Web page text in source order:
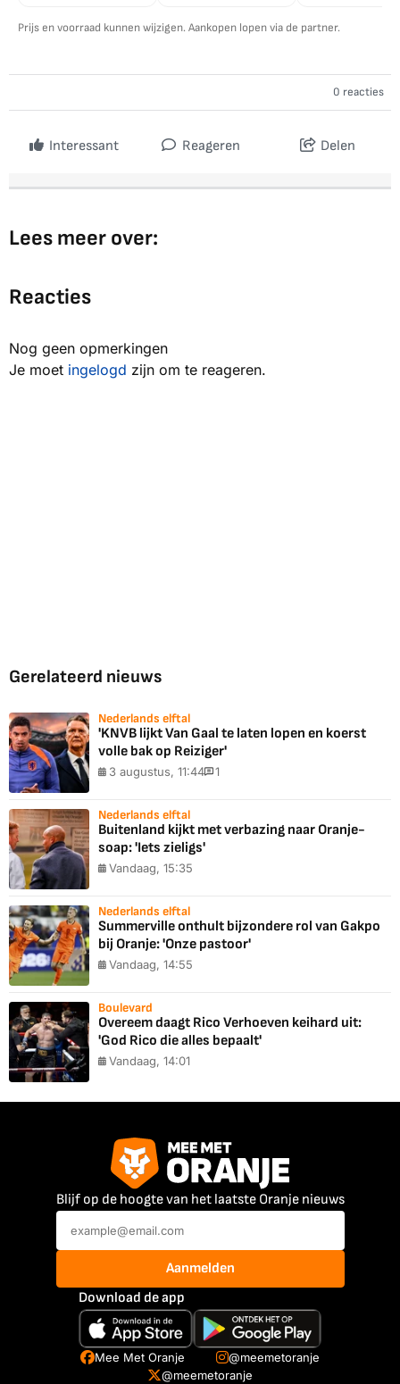
Prijs en voorraad kunnen wijzigen. Aankopen lopen via de partner.
0 reacties
Interessant Reageren Delen
Lees meer over:
Reacties
Nog geen opmerkingen
Je moet ingelogd zijn om te reageren.
Gerelateerd nieuws
Nederlands elftal
'KNVB lijkt Van Gaal te laten lopen en koerst
volle bak op Reiziger'
3 augustus, 11:44 1
Nederlands elftal
Buitenland kijkt met verbazing naar Oranje-
soap: 'Iets zieligs'
Vandaag, 15:35
Nederlands elftal
Summerville onthult bijzondere rol van Gakpo
bij Oranje: 'Onze pastoor'
Vandaag, 14:55
Boulevard
Overeem daagt Rico Verhoeven keihard uit:
'God Rico die alles bepaalt'
Vandaag, 14:01
Blijf op de hoogte van het laatste Oranje nieuws
Aanmelden
Download de app
Mee Met Oranje
@meemetoranje
@meemetoranje